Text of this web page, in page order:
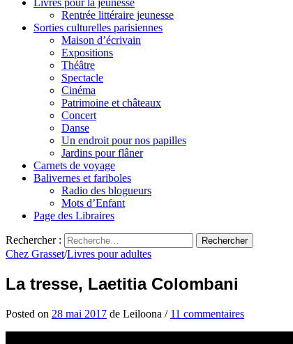
Livres pour la jeunesse
Rentrée littéraire jeunesse
Sorties culturelles parisiennes
Maison d’écrivain
Expositions
Théâtre
Spectacle
Cinéma
Patrimoine et châteaux
Concert
Danse
Un endroit pour nos papilles
Jardins pour flâner
Carnets de voyage
Balivernes et fariboles
Radio des blogueurs
Mots d’Enfant
Page des Libraires
Rechercher :
Chez Grasset/Livres pour adultes
La tresse, Laetitia Colombani
Posted on 28 mai 2017 de Leiloona / 11 commentaires